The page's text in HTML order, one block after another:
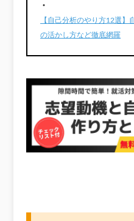
・
【自己分析のやり方12選】
の活かし方など徹底網羅